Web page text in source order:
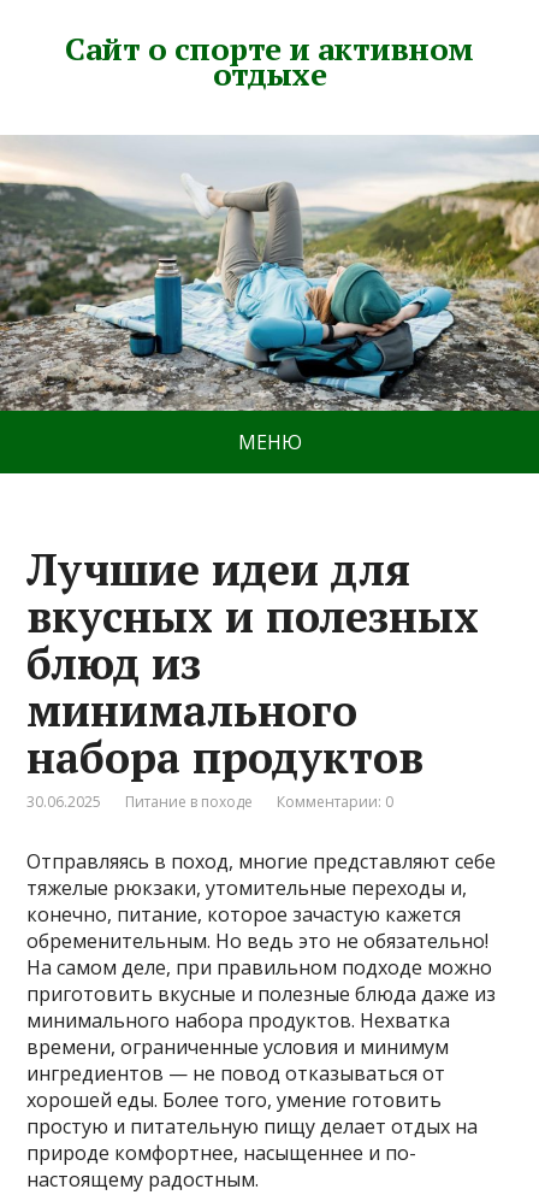
Сайт о спорте и активном
отдыхе
МЕНЮ
Лучшие идеи для
вкусных и полезных
блюд из
минимального
набора продуктов
30.06.2025 Питание в походе Комментарии: 0
Отправляясь в поход, многие представляют себе
тяжелые рюкзаки, утомительные переходы и,
конечно, питание, которое зачастую кажется
обременительным. Но ведь это не обязательно!
На самом деле, при правильном подходе можно
приготовить вкусные и полезные блюда даже из
минимального набора продуктов. Нехватка
времени, ограниченные условия и минимум
ингредиентов — не повод отказываться от
хорошей еды. Более того, умение готовить
простую и питательную пищу делает отдых на
природе комфортнее, насыщеннее и по-
настоящему радостным.